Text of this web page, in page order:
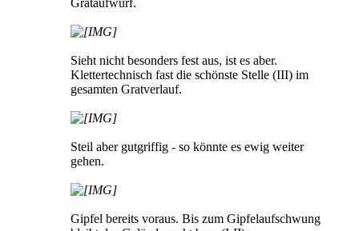
Grataufwurf.
Sieht nicht besonders fest aus, ist es aber.
Klettertechnisch fast die schönste Stelle (III) im
gesamten Gratverlauf.
Steil aber gutgriffig - so könnte es ewig weiter
gehen.
Gipfel bereits voraus. Bis zum Gipfelaufschwung